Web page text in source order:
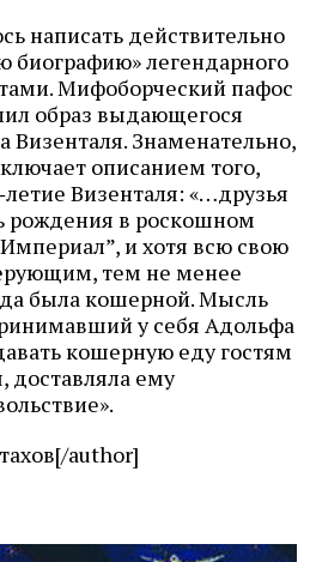
написать действительно
биографию» легендарного
Мифоборческий пафос
образ выдающегося
Визенталя. Знаменательно,
описанием того,
Визенталя: «…друзья
рождения в роскошном
и хотя всю свою
тем не менее
была кошерной. Мысль
у себя Адольфа
кошерную еду гостям
доставляла ему
author]